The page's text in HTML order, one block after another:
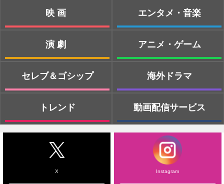
映画
演劇
セレブ＆ゴシップ
トレンド
エンタメ・音楽
アニメ・ゲーム
海外ドラマ
動画配信サービス
X Instagram